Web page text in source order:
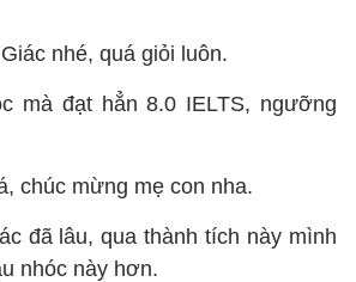
nhé, quá giỏi luôn.
mà đạt hẳn 8.0 IELTS, ngưỡng
chúc mừng mẹ con nha.
đã lâu, qua thành tích này mình
nhóc này hơn.